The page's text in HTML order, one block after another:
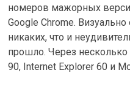
номеров мажорных
Google Chrome.
никаких, что и
прошло. Через несколько
90, Internet Explorer 60 и